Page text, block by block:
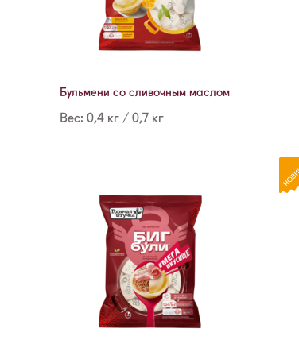
Бульмени со сливочным маслом
Вес: 0,4 кг / 0,7 кг